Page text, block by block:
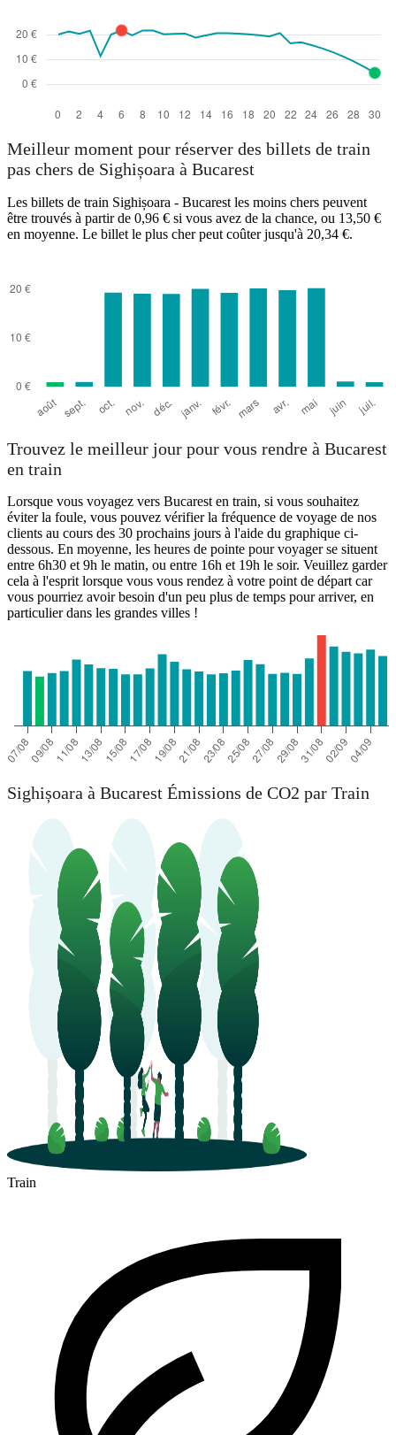
Meilleur moment pour réserver des billets de train
pas chers de Sighișoara à Bucarest
Les billets de train Sighișoara - Bucarest les moins chers peuvent
être trouvés à partir de 0,96 € si vous avez de la chance, ou 13,50 €
en moyenne. Le billet le plus cher peut coûter jusqu'à 20,34 €.
Trouvez le meilleur jour pour vous rendre à Bucarest
en train
Lorsque vous voyagez vers Bucarest en train, si vous souhaitez
éviter la foule, vous pouvez vérifier la fréquence de voyage de nos
clients au cours des 30 prochains jours à l'aide du graphique ci-
dessous. En moyenne, les heures de pointe pour voyager se situent
entre 6h30 et 9h le matin, ou entre 16h et 19h le soir. Veuillez garder
cela à l'esprit lorsque vous vous rendez à votre point de départ car
vous pourriez avoir besoin d'un peu plus de temps pour arriver, en
particulier dans les grandes villes !
Sighișoara à Bucarest Émissions de CO2 par Train
Train